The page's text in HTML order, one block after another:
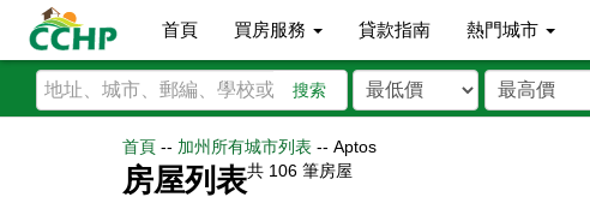
首頁 買房服務 貸款指南 熱門城市
搜索
首頁 -- 加州所有城市列表 -- Aptos
房屋列表共 106 筆房屋